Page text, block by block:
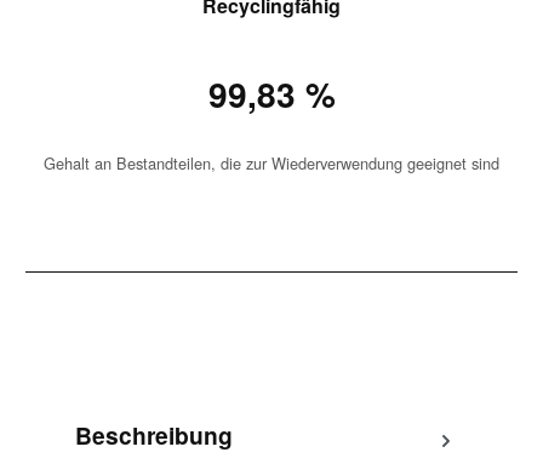
99,83 %
Gehalt an Bestandteilen, die zur Wiederverwendung geeignet sind
Beschreibung